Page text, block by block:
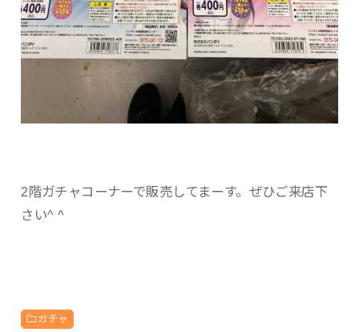
2階ガチャコーナーで販売してまーす。ぜひご来店下
さい^ ^
ガチャ